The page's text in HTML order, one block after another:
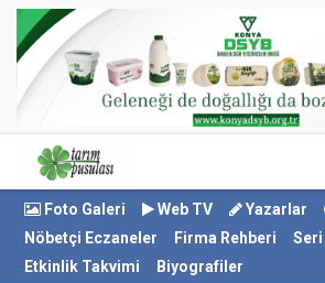
Foto Galeri Web TV Yazarlar
Nöbetçi Eczaneler
Firma Rehberi
Etkinlik Takvimi
Biyografiler